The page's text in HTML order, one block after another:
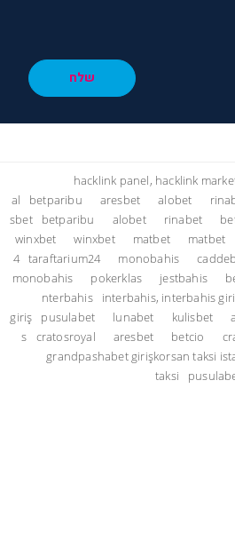
שלח
hacklink panel, hacklink
al
betparibu aresbet alobet
sbet
betparibu alobet rinabet
winxbet
winxbet matbet matbet
4 taraftarium24 monobahis
monobahis
pokerklas jestbahis
nterbahis
interbahis, interbahis
giriş
pusulabet lunabet kulisbet
s
cratosroyal aresbet betcio
grandpashabet girişkorsan taksi
taksi